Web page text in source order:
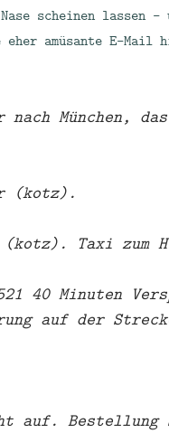
scheinen lassen
eher amüsante E-
nach München,
(kotz).
(kotz). Taxi zum
40 Minuten
auf der
auf. Bestellung